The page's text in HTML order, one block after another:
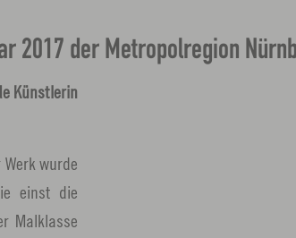
2017 der Metropolregion
Künstlerin
wurde
einst die
Malklasse